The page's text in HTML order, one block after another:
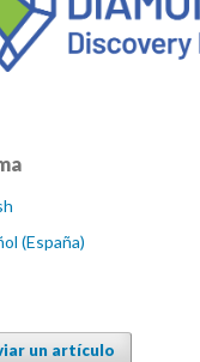
(España)
un artículo